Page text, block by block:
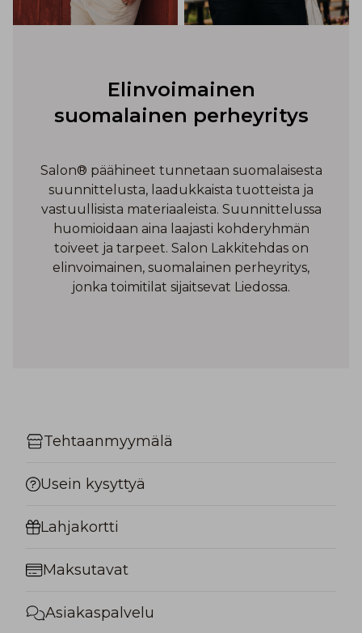
Elinvoimainen
suomalainen perheyritys
Salon® päähineet tunnetaan suomalaisesta
suunnittelusta, laadukkaista tuotteista ja
vastuullisista materiaaleista. Suunnittelussa
huomioidaan aina laajasti kohderyhmän
toiveet ja tarpeet. Salon Lakkitehdas on
elinvoimainen, suomalainen perheyritys,
jonka toimitilat sijaitsevat Liedossa.
Tehtaanmyymälä
Usein kysyttyä
Lahjakortti
Maksutavat
Asiakaspalvelu